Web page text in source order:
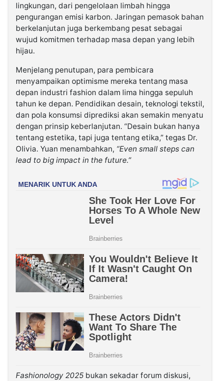
lingkungan, dari pengelolaan limbah hingga
pengurangan emisi karbon. Jaringan pemasok bahan
berkelanjutan juga berkembang pesat sebagai
wujud komitmen terhadap masa depan yang lebih
hijau.
Menjelang penutupan, para pembicara
menyampaikan optimisme mereka tentang masa
depan industri fashion dalam lima hingga sepuluh
tahun ke depan. Pendidikan desain, teknologi tekstil,
dan pola konsumsi diprediksi akan semakin menyatu
dengan prinsip keberlanjutan. “Desain bukan hanya
tentang estetika, tapi juga tentang etika,” tegas Dr.
Olivia. Yuan menambahkan, “Even small steps can
lead to big impact in the future.”
Fashionology 2025 bukan sekadar forum diskusi,